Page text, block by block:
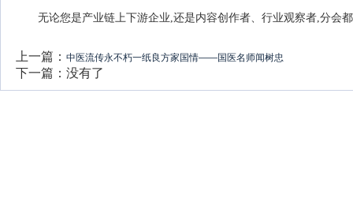
无论您是产业链上下游企业,还是内容创作者、行业观察者,分会
上一篇： 中医流传永不朽一纸良方家国情——国医名师闻树忠
下一篇：没有了